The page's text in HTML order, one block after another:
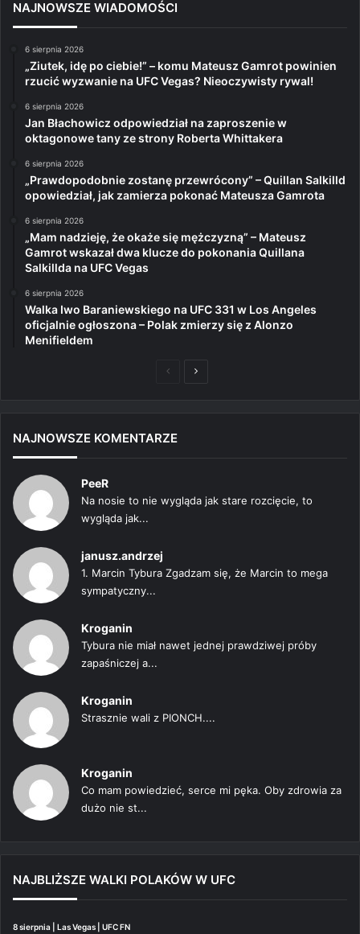
NAJNOWSZE WIADOMOŚCI
6 sierpnia 2026
„Ziutek, idę po ciebie!” – komu Mateusz Gamrot powinien
rzucić wyzwanie na UFC Vegas? Nieoczywisty rywal!
6 sierpnia 2026
Jan Błachowicz odpowiedział na zaproszenie w
oktagonowe tany ze strony Roberta Whittakera
6 sierpnia 2026
„Prawdopodobnie zostanę przewrócony” – Quillan Salkilld
opowiedział, jak zamierza pokonać Mateusza Gamrota
6 sierpnia 2026
„Mam nadzieję, że okaże się mężczyzną” – Mateusz
Gamrot wskazał dwa klucze do pokonania Quillana
Salkillda na UFC Vegas
6 sierpnia 2026
Walka Iwo Baraniewskiego na UFC 331 w Los Angeles
oficjalnie ogłoszona – Polak zmierzy się z Alonzo
Menifieldem
PoprzedniaNastępna
NAJNOWSZE KOMENTARZE
PeeR
Na nosie to nie wygląda jak stare rozcięcie, to
wygląda jak...
janusz.andrzej
1. Marcin Tybura Zgadzam się, że Marcin to mega
sympatyczny...
Kroganin
Tybura nie miał nawet jednej prawdziwej próby
zapaśniczej a...
Kroganin
Strasznie wali z PIONCH....
Kroganin
Co mam powiedzieć, serce mi pęka. Oby zdrowia za
dużo nie st...
NAJBLIŻSZE WALKI POLAKÓW W UFC
8 sierpnia | Las Vegas | UFC FN